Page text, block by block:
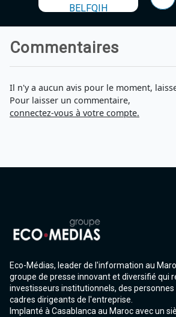
BELFQIH
Commentaires
Il n'y a aucun avis pour le moment,
Pour laisser un commentaire,
connectez-vous à votre compte.
Eco-Médias, leader de l'information au
groupe de presse innovant et diversifié qui
investisseurs institutionnels, des personnes
cadres dirigeants de l'entreprise.
Implanté à Casablanca au Maroc avec un